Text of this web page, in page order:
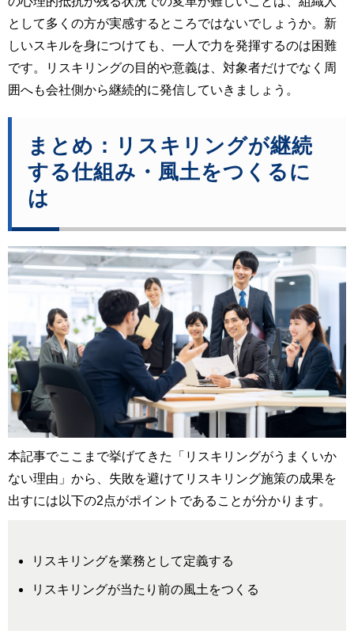
として多くの方が実感するところではないでしょうか。新
しいスキルを身につけても、一人で力を発揮するのは困難
です。リスキリングの目的や意義は、対象者だけでなく周
囲へも会社側から継続的に発信していきましょう。
まとめ：リスキリングが継続
する仕組み・風土をつくるに
は
本記事でここまで挙げてきた「リスキリングがうまくいか
ない理由」から、失敗を避けてリスキリング施策の成果を
出すには以下の2点がポイントであることが分かります。
リスキリングを業務として定義する
リスキリングが当たり前の風土をつくる